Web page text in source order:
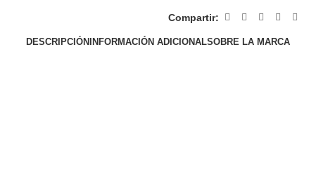
Compartir:
DESCRIPCIÓN INFORMACIÓN ADICIONALSOBRE LA MARCA